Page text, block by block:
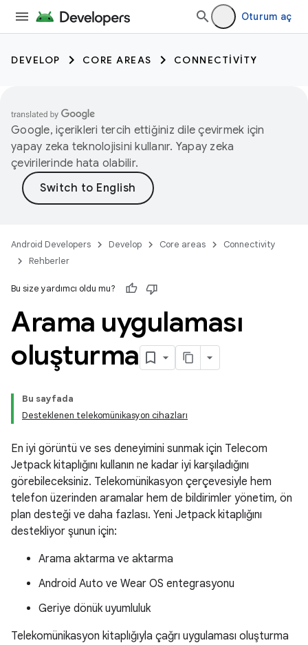
Oturum aç
DEVELOP CORE AREAS CONNECTIVITY
Google, içerikleri tercih ettiğiniz dile çevirmek için
yapay zeka teknolojisini kullanır. Yapay zeka
çevirilerinde hata olabilir.
Android Developers Develop Core areas
Connectivity
Rehberler
Bu size yardımcı oldu mu?
Arama uygulaması
oluşturma
Bu sayfada
Desteklenen telekomünikasyon cihazları
En iyi görüntü ve ses deneyimini sunmak için Telecom
Jetpack kitaplığını kullanın ne kadar iyi karşıladığını
görebileceksiniz. Telekomünikasyon çerçevesiyle hem
telefon üzerinden aramalar hem de bildirimler yönetim, ön
plan desteği ve daha fazlası. Yeni Jetpack kitaplığını
destekliyor şunun için:
Arama aktarma ve aktarma
Android Auto ve Wear OS entegrasyonu
Geriye dönük uyumluluk
Telekomünikasyon kitaplığıyla çağrı uygulaması oluşturma